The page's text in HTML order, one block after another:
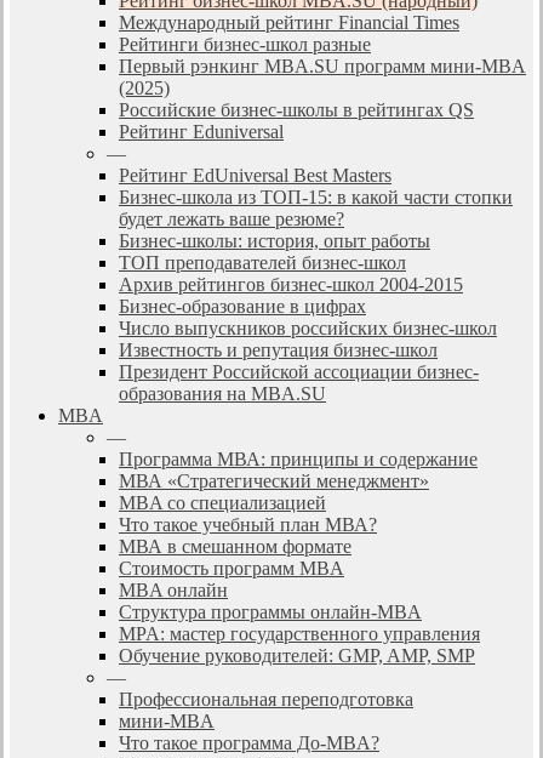
Международный рейтинг Financial Times
Рейтинги бизнес-школ разные
Первый рэнкинг MBA.SU программ мини-MBA
(2025)
Российские бизнес-школы в рейтингах QS
Рейтинг Eduniversal
—
Рейтинг EdUniversal Best Masters
Бизнес-школа из ТОП-15: в какой части стопки
будет лежать ваше резюме?
Бизнес-школы: история, опыт работы
ТОП преподавателей бизнес-школ
Архив рейтингов бизнес-школ 2004-2015
Бизнес-образование в цифрах
Число выпускников российских бизнес-школ
Известность и репутация бизнес-школ
Президент Российской ассоциации бизнес-
образования на MBA.SU
MBA
—
Программа МВА: принципы и содержание
МВА «Cтратегический менеджмент»
MBA со специализацией
Что такое учебный план МВА?
МВА в смешанном формате
Стоимость программ MBA
MBA онлайн
Cтруктура программы онлайн-MBA
MPA: мастер государственного управления
Обучение руководителей: GMP, AMP, SMP
—
Профессиональная переподготовка
мини-MBA
Что такое программа До-MBA?